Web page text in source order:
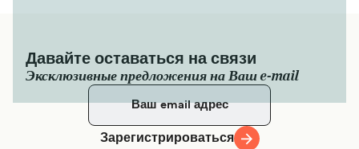
Давайте оставаться на связи
Эксклюзивные предложения на Ваш e-mail
Зарегистрироваться